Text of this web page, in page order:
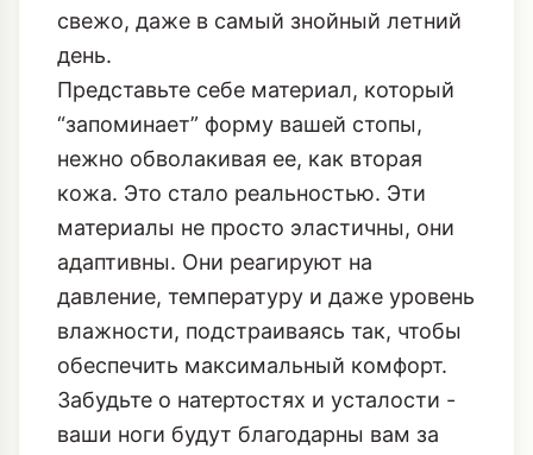
свежо, даже в самый знойный летний
день.
Представьте себе материал, который
“запоминает” форму вашей стопы,
нежно обволакивая ее, как вторая
кожа. Это стало реальностью. Эти
материалы не просто эластичны, они
адаптивны. Они реагируют на
давление, температуру и даже уровень
влажности, подстраиваясь так, чтобы
обеспечить максимальный комфорт.
Забудьте о натертостях и усталости -
ваши ноги будут благодарны вам за